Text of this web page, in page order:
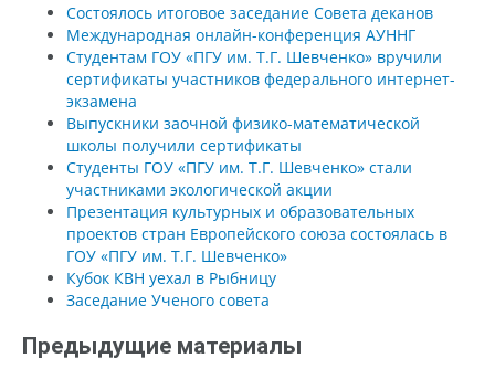
Состоялось итоговое заседание Совета деканов
Международная онлайн-конференция АУННГ
Студентам ГОУ «ПГУ им. Т.Г. Шевченко» вручили
сертификаты участников федерального интернет-
экзамена
Выпускники заочной физико-математической
школы получили сертификаты
Студенты ГОУ «ПГУ им. Т.Г. Шевченко» стали
участниками экологической акции
Презентация культурных и образовательных
проектов стран Европейского союза состоялась в
ГОУ «ПГУ им. Т.Г. Шевченко»
Кубок КВН уехал в Рыбницу
Заседание Ученого совета
Предыдущие материалы